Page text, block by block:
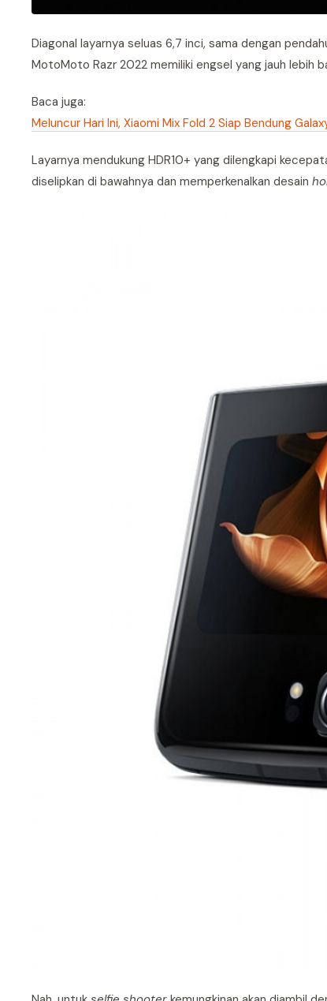
Diagonal layarnya seluas 6,7 inci, sama dengan
MotoMoto Razr 2022 memiliki engsel yang jauh lebih
Baca juga:
Meluncur Hari Ini, Xiaomi Mix Fold 2 Siap Bendung
Layarnya mendukung HDR10+ yang dilengkapi
diselipkan di bawahnya dan memperkenalkan desain